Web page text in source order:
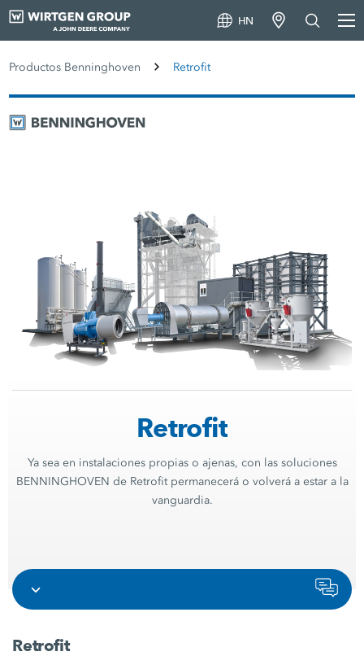
HN
Productos Benninghoven Retrofit
Retrofit
Ya sea en instalaciones propias o ajenas, con las soluciones
BENNINGHOVEN de Retrofit permanecerá o volverá a estar a la
vanguardia.
Retrofit